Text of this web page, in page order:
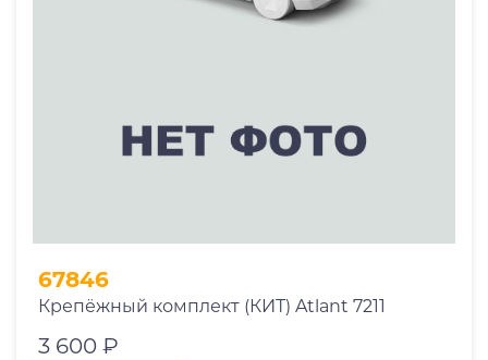
67846
Крепёжный комплект (КИТ) Atlant 7211
3 600 ₽